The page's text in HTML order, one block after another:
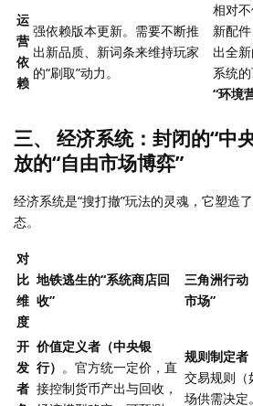
运
营
依
赖
强依赖版本更新。需要不断推
出新品质、新词条来维持玩家
的“刷取”动力。
相对
新配
出全
系统的
“环境
三、 经济系统：封闭的“中
放的“自由市场博弈”
经济系统是“搜打撤”玩法的灵魂，它塑造
态。
对
比
维
度
地铁逃生的“系统商店回
收”
三角洲行动
市场”
开
发
者
价值定义者（中央银
行） 。官方统一定价，直
接控制货币产出与回收，
规则制定者
交易规则（
场供需决定